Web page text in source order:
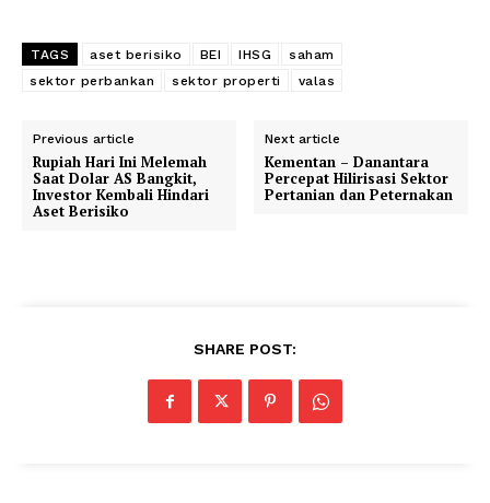
TAGS aset berisiko BEI IHSG
saham
sektor perbankan
sektor properti valas
Previous article
Rupiah Hari Ini Melemah
Saat Dolar AS Bangkit,
Investor Kembali Hindari
Aset Berisiko
Next article
Kementan – Danantara
Percepat Hilirisasi Sektor
Pertanian dan Peternakan
SHARE POST: